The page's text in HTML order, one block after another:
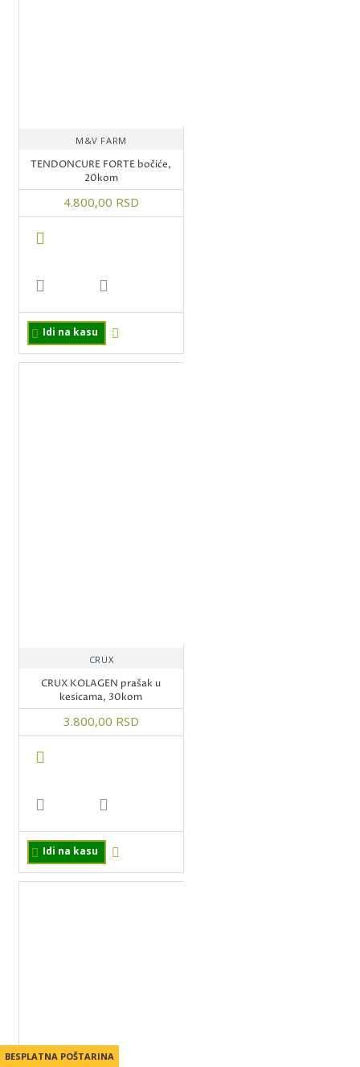
M&V FARM
TENDONCURE FORTE bočiće,
20kom
4.800,00 RSD
Idi na kasu
CRUX
CRUX KOLAGEN prašak u
kesicama, 30kom
3.800,00 RSD
Idi na kasu
BESPLATNA POŠTARINA
BESPLATNA POŠTARINA